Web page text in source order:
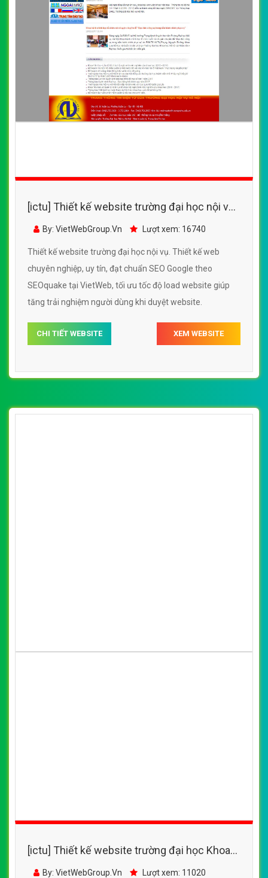
[ictu] Thiết kế website trường đại học nội vụ
đẹp SEO nhanh hiệu quả
By: VietWebGroup.Vn Lượt xem: 16740
Thiết kế website trường đại học nội vụ. Thiết kế web
chuyên nghiệp, uy tín, đạt chuẩn SEO Google theo
SEOquake tại VietWeb, tối ưu tốc độ load website giúp
tăng trải nghiệm người dùng khi duyệt website.
CHI TIẾT WEBSITE XEM WEBSITE
[ictu] Thiết kế website trường đại học Khoa
học và công nghệ Hà Nội
By: VietWebGroup.Vn Lượt xem: 11020